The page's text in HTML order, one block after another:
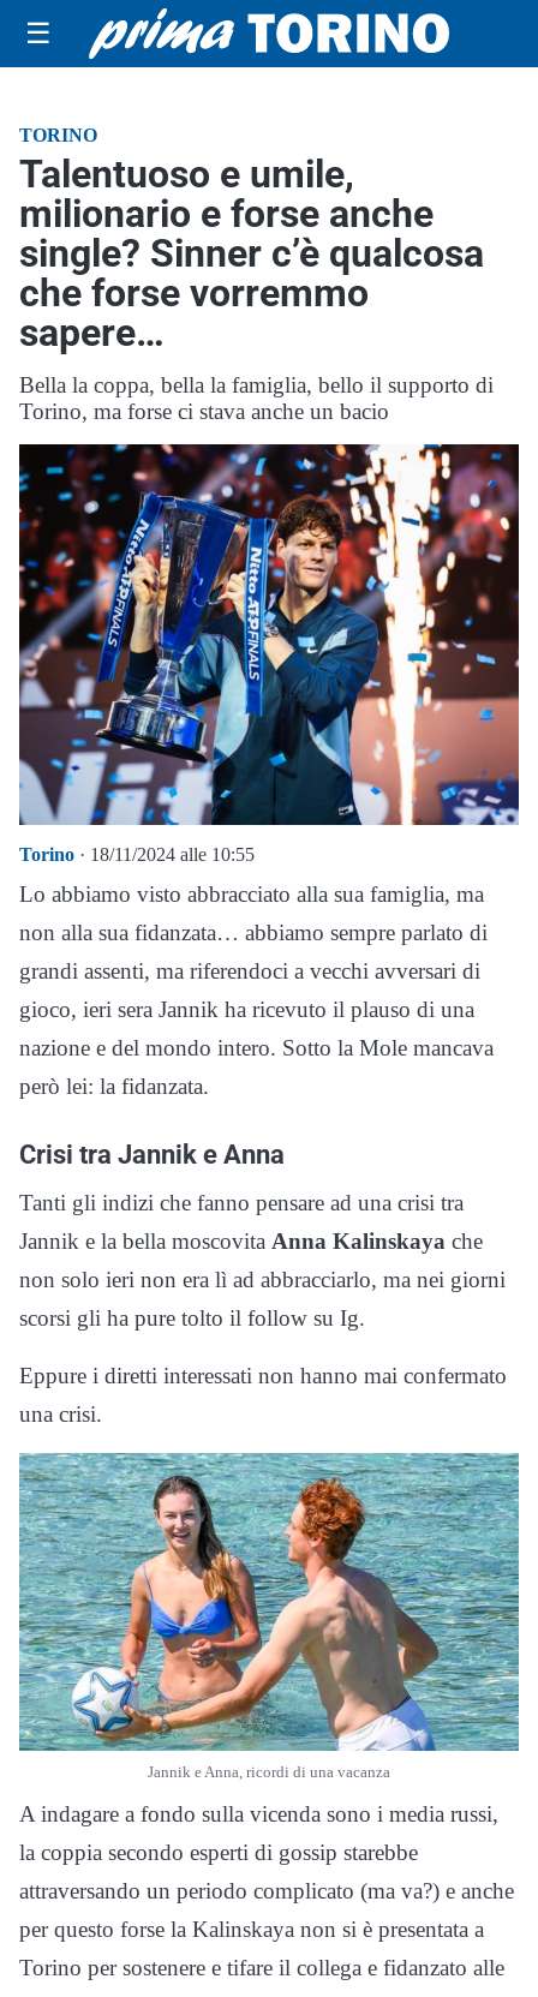
☰
TORINO
Talentuoso e umile,
milionario e forse anche
single? Sinner c’è qualcosa
che forse vorremmo
sapere…
Bella la coppa, bella la famiglia, bello il supporto di
Torino, ma forse ci stava anche un bacio
Torino · 18/11/2024 alle 10:55
Lo abbiamo visto abbracciato alla sua famiglia, ma
non alla sua fidanzata… abbiamo sempre parlato di
grandi assenti, ma riferendoci a vecchi avversari di
gioco, ieri sera Jannik ha ricevuto il plauso di una
nazione e del mondo intero. Sotto la Mole mancava
però lei: la fidanzata.
Crisi tra Jannik e Anna
Tanti gli indizi che fanno pensare ad una crisi tra
Jannik e la bella moscovita Anna Kalinskaya che
non solo ieri non era lì ad abbracciarlo, ma nei giorni
scorsi gli ha pure tolto il follow su Ig.
Eppure i diretti interessati non hanno mai confermato
una crisi.
Jannik e Anna, ricordi di una vacanza
A indagare a fondo sulla vicenda sono i media russi,
la coppia secondo esperti di gossip starebbe
attraversando un periodo complicato (ma va?) e anche
per questo forse la Kalinskaya non si è presentata a
Torino per sostenere e tifare il collega e fidanzato alle